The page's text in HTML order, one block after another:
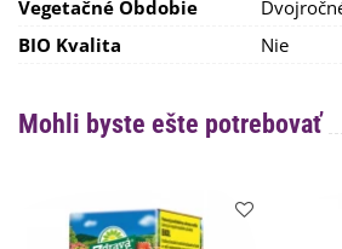
Vegetačné Obdobie
BIO Kvalita
Nie
Mohli byste ešte potrebovať